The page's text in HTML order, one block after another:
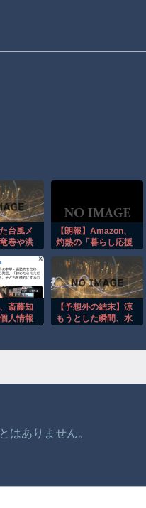
台風メ
巻や洪
【朗報】Amazon、
灼熱の「暮らし応援
中
斎藤知
人情報
【予想外の結末】涼
もうとした瞬間、水
はありません。